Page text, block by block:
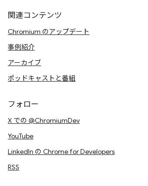
関連コンテンツ
Chromium のアップデート
事例紹介
アーカイブ
ポッドキャストと番組
フォロー
X での @ChromiumDev
YouTube
LinkedIn の Chrome for Developers
RSS